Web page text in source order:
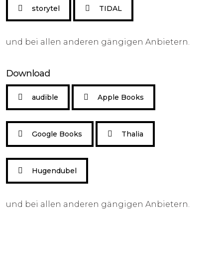
FILME
storytel TIDAL
und bei allen anderen gängigen Anbietern.
Download
audible Apple Books
Google Books Thalia
Hugendubel
und bei allen anderen gängigen Anbietern.